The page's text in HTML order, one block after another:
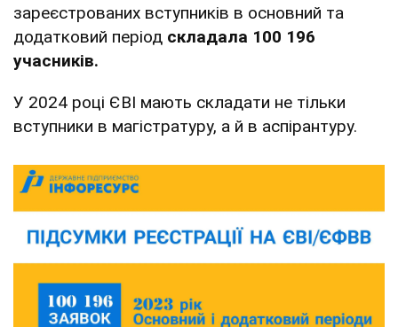
зареєстрованих вступників в основний та
додатковий період складала 100 196
учасників.
У 2024 році ЄВІ мають складати не тільки
вступники в магістратуру, а й в аспірантуру.